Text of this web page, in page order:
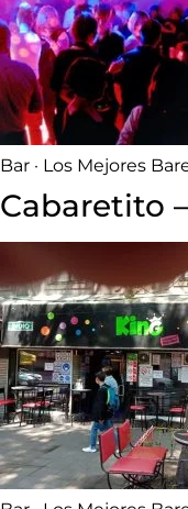
Bar · Los Mejores
Cabaretito